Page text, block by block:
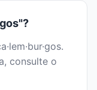
consulte o